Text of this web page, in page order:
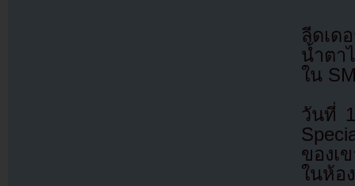
ลีดเด
น้ำตา
ใน
วันที่
ของเ
ในห้อ